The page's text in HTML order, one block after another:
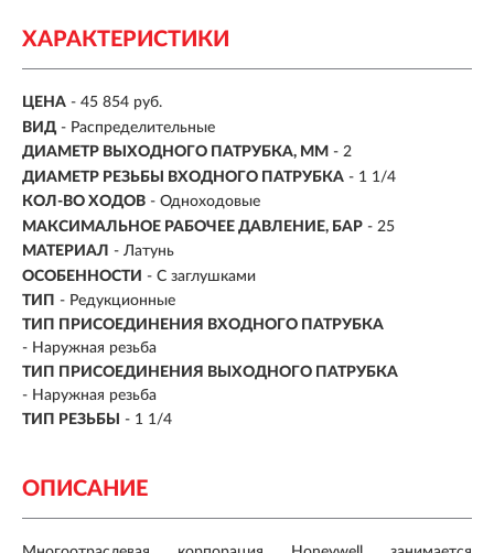
ХАРАКТЕРИСТИКИ
ЦЕНА - 45 854 руб.
ВИД - Распределительные
ДИАМЕТР ВЫХОДНОГО ПАТРУБКА, ММ - 2
ДИАМЕТР РЕЗЬБЫ ВХОДНОГО ПАТРУБКА - 1 1/4
КОЛ-ВО ХОДОВ - Одноходовые
МАКСИМАЛЬНОЕ РАБОЧЕЕ ДАВЛЕНИЕ, БАР - 25
МАТЕРИАЛ - Латунь
ОСОБЕННОСТИ - С заглушками
ТИП - Редукционные
ТИП ПРИСОЕДИНЕНИЯ ВХОДНОГО ПАТРУБКА
- Наружная резьба
ТИП ПРИСОЕДИНЕНИЯ ВЫХОДНОГО ПАТРУБКА
- Наружная резьба
ТИП РЕЗЬБЫ
- 1 1/4
ОПИСАНИЕ